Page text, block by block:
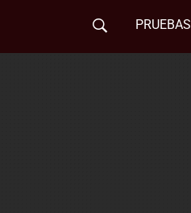
PRUEBAS